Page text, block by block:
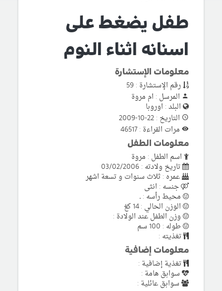
طفل يضغط على
اسنانه اثناء النوم
معلومات الإستشارة
رقم الإستشارة : 59
المرسل : ام مروة
البلد : اوروبا
التاريخ : 22-10-2009
مرات القراءة : 46517
معلومات الطفل
اسم الطفل : مروة
تاريخ ولادته : 03/02/2006
عمره : ثلاث سنوات و تسعة اشهر
جنسه : انثى
محيط رأسه : ـ
الوزن الحالي : 14 كغ
وزن الطفل عند الولادة :
طوله : 100 سم
تغذيته :
معلومات إضافية
تغذية إضافية :
سوابق هامة :
سوابق عائلية :